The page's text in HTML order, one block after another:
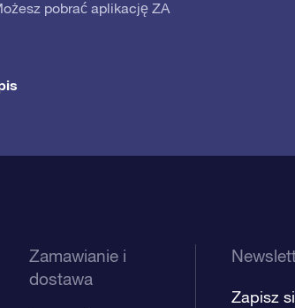
pobrać aplikację ZA
Zamawianie i
dostawa
Zapisz